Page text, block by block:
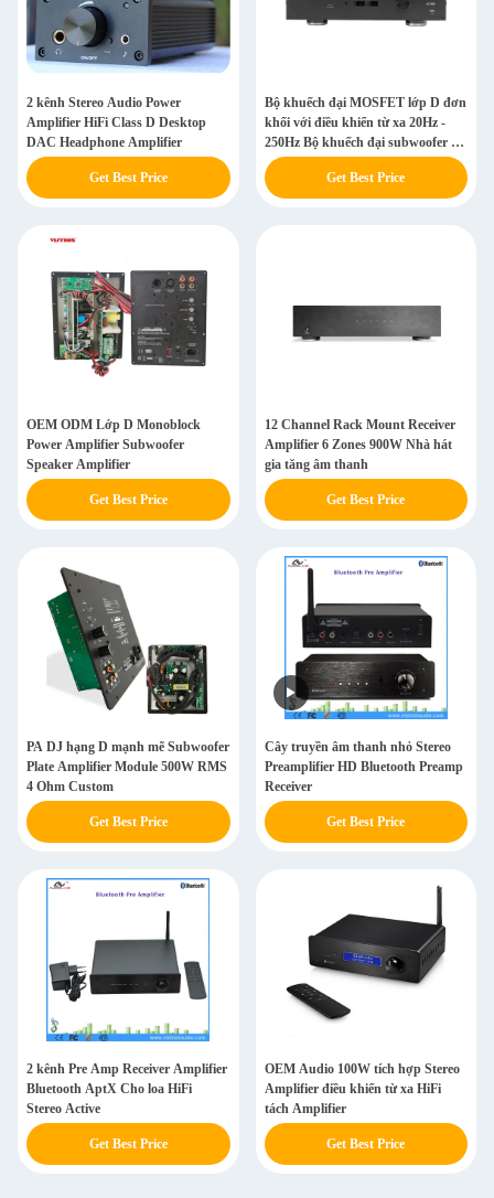
2 kênh Stereo Audio Power
Amplifier HiFi Class D Desktop
DAC Headphone Amplifier
Get Best Price
Bộ khuếch đại MOSFET lớp D đơn
khối với điều khiển từ xa 20Hz -
250Hz Bộ khuếch đại subwoofer gia
đình
Get Best Price
OEM ODM Lớp D Monoblock
Power Amplifier Subwoofer
Speaker Amplifier
Get Best Price
12 Channel Rack Mount Receiver
Amplifier 6 Zones 900W Nhà hát
gia tăng âm thanh
Get Best Price
PA DJ hạng D mạnh mẽ Subwoofer
Plate Amplifier Module 500W RMS
4 Ohm Custom
Get Best Price
Cây truyền âm thanh nhỏ Stereo
Preamplifier HD Bluetooth Preamp
Receiver
Get Best Price
2 kênh Pre Amp Receiver Amplifier
Bluetooth AptX Cho loa HiFi
Stereo Active
Get Best Price
OEM Audio 100W tích hợp Stereo
Amplifier điều khiển từ xa HiFi
tách Amplifier
Get Best Price